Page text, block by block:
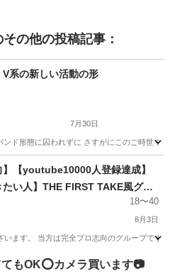
その他の投稿記事：
V系の新しい活動の形
7月30日
ド形態に囚われずに さすがにこのご時世
バンドメンバー 路上ライブ
】【youtube10000人登録達成】
たい人】THE FIRST TAKE風グル
18〜40
8月3日
います。 当方は完全プロ志向のグループで
バンドメンバー グループ
てもOK⭕️カメラ買います📷